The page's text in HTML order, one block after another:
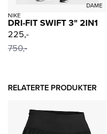
DAME
NIKE
DRI-FIT SWIFT 3" 2IN1
225,-
750,-
RELATERTE PRODUKTER